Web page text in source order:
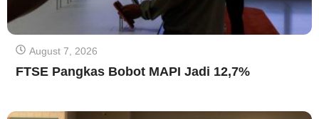
August 7, 2026
FTSE Pangkas Bobot MAPI Jadi 12,7%